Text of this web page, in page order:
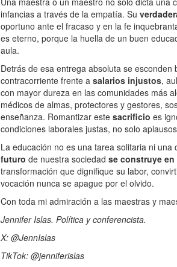
infancias a través de la empatía. Su
oportuno ante el fracaso y en la fe
es eterno, porque la huella de un buen
aula.
Detrás de esa entrega absoluta se
contracorriente frente a salarios injustos,
con mayor dureza en las comunidades más
médicos de almas, protectores y gestores,
enseñanza. Romantizar este sacrificio es
condiciones laborales justas, no solo
La educación no es una tarea solitaria ni
futuro de nuestra sociedad se construye
transformación que dignifique su labor,
vocación nunca se apague por el olvido.
Con toda mi admiración a las maestras y
Jennifer Islas. Política y conferencista.
X: @JennIslas
TikTok: @jenniferislas